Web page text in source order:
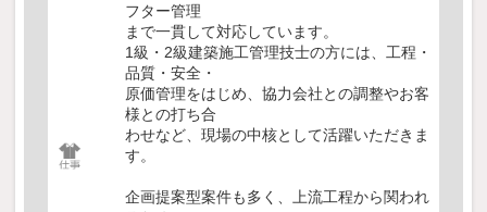
フター管理
まで一貫して対応しています。
1級・2級建築施工管理技士の方には、工程・
品質・安全・
原価管理をはじめ、協力会社との調整やお客
様との打ち合
わせなど、現場の中核として活躍いただきま
す。
企画提案型案件も多く、上流工程から関われ